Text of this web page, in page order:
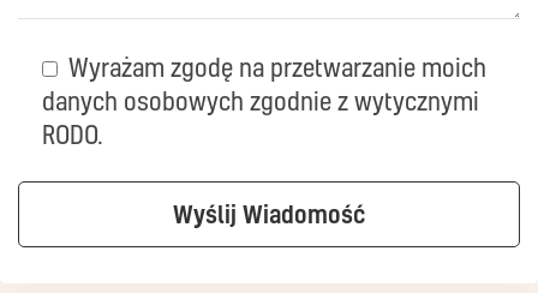
Wyrażam zgodę na przetwarzanie moich
danych osobowych zgodnie z wytycznymi
RODO.